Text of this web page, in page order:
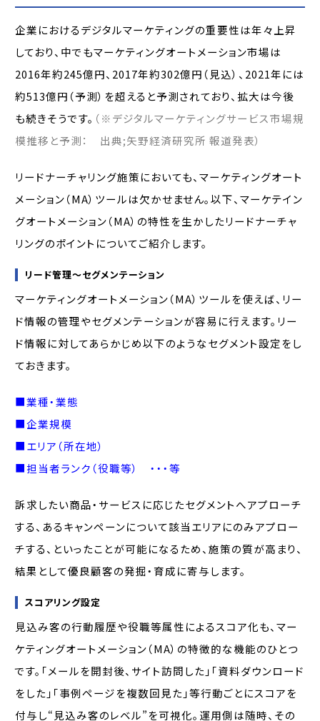
企業におけるデジタルマーケティングの重要性は年々上昇
しており、中でもマーケティングオートメーション市場は
2016年約245億円、2017年約302億円（見込）、2021年には
約513億円（予測）を超えると予測されており、拡大は今後
も続きそうです。 （※デジタルマーケティングサービス市場規
模推移と予測： 出典;矢野経済研究所 報道発表）
リードナーチャリング施策においても、マーケティングオート
メーション（MA）ツールは欠かせません。以下、マーケテイン
グオートメーション（MA）の特性を生かしたリードナーチャ
リングのポイントについてご紹介します。
リード管理～セグメンテーション
マーケティングオートメーション（MA）ツールを使えば、リー
ド情報の管理やセグメンテーションが容易に行えます。リー
ド情報に対してあらかじめ以下のようなセグメント設定をし
ておきます。
■業種・業態
■企業規模
■エリア（所在地）
■担当者ランク（役職等） ・・・等
訴求したい商品・サービスに応じたセグメントへアプローチ
する、あるキャンペーンについて該当エリアにのみアプロー
チする、といったことが可能になるため、施策の質が高まり、
結果として優良顧客の発掘・育成に寄与します。
スコアリング設定
見込み客の行動履歴や役職等属性によるスコア化も、マー
ケティングオートメーション（MA）の特徴的な機能のひとつ
です。「メールを開封後、サイト訪問した」「資料ダウンロード
をした」「事例ページを複数回見た」等行動ごとにスコアを
付与し“見込み客のレベル”を可視化。運用側は随時、その